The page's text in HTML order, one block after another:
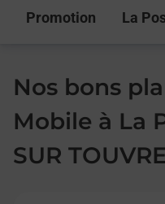
Promotion La
Nos bons
Mobile à La
SUR TOUVRE